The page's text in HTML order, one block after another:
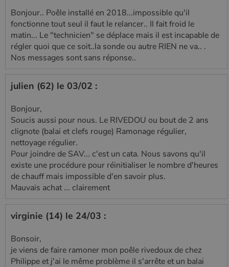
Bonjour.. Poêle installé en 2018...impossible qu'il
fonctionne tout seul il faut le relancer.. Il fait froid le
matin... Le "technicien" se déplace mais il est incapable de
régler quoi que ce soit..la sonde ou autre RIEN ne va.. .
Nos messages sont sans réponse..
julien (62) le 03/02 :
Bonjour,
Soucis aussi pour nous. Le RIVEDOU ou bout de 2 ans
clignote (balai et clefs rouge) Ramonage régulier,
nettoyage régulier.
Pour joindre de SAV... c'est un cata. Nous savons qu'il
existe une procédure pour réinitialiser le nombre d'heures
de chauff mais impossible d'en savoir plus.
Mauvais achat ... clairement
virginie (14) le 24/03 :
Bonsoir,
je viens de faire ramoner mon poêle rivedoux de chez
Philippe et j'ai le même problème il s'arrête et un balai